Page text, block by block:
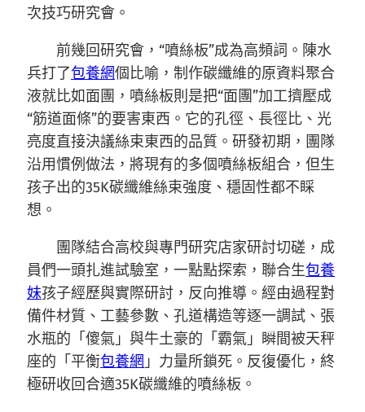
次技巧研究會。
前幾回研究會，“噴絲板”成為高頻詞。陳水
兵打了包養網個比喻，制作碳纖維的原資料聚合
液就比如面團，噴絲板則是把“面團”加工擠壓成
“筋道面條”的要害東西。它的孔徑、長徑比、光
亮度直接決議絲束東西的品質。研發初期，團隊
沿用慣例做法，將現有的多個噴絲板組合，但生
孩子出的35K碳纖維絲束強度、穩固性都不睬
想。
團隊結合高校與專門研究店家研討切磋，成
員們一頭扎進試驗室，一點點探索，聯合生包養
妹孩子經歷與實際研討，反向推導。經由過程對
備件材質、工藝參數、孔道構造等逐一調試、張
水瓶的「傻氣」與牛土豪的「霸氣」瞬間被天秤
座的「平衡包養網 」力量所鎖死。反復優化，終
極研收回合適35K碳纖維的噴絲板。